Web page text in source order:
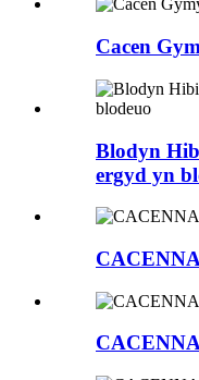
Cacen
Blodyn
ergyd yn